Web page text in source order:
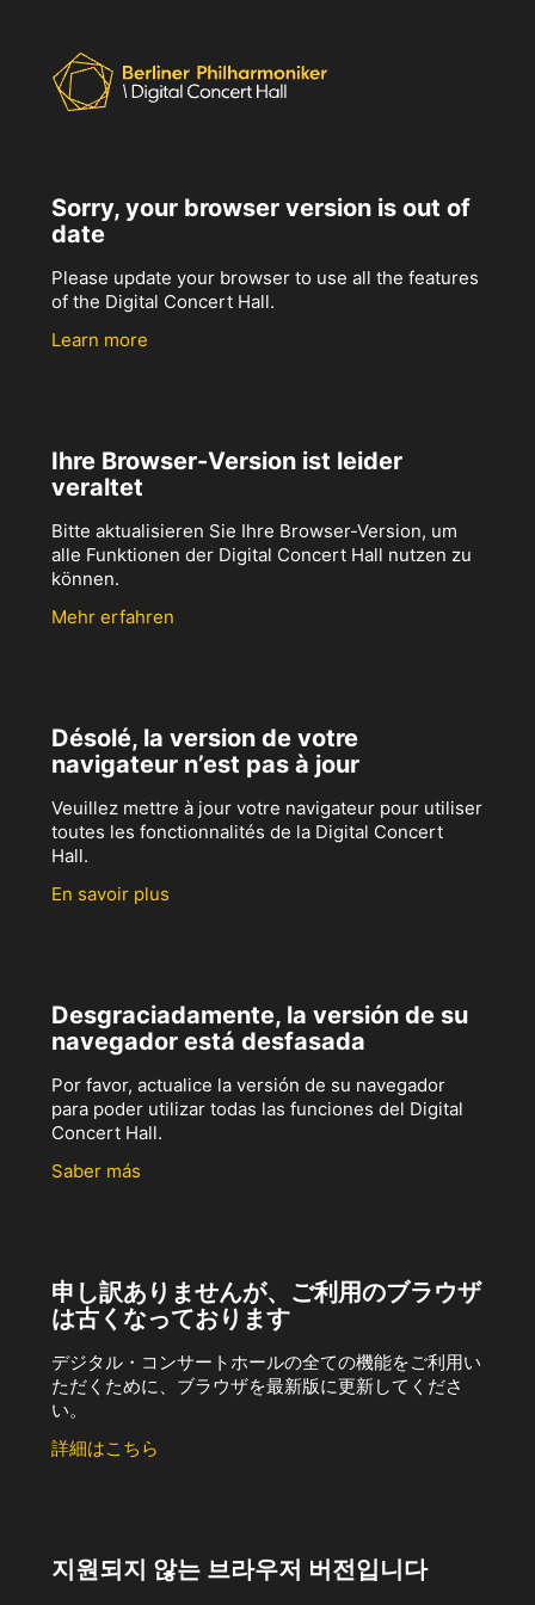
Sorry, your browser version is out of
date
Please update your browser to use all the features
of the Digital Concert Hall.
Learn more
Ihre Browser-Version ist leider
veraltet
Bitte aktualisieren Sie Ihre Browser-Version, um
alle Funktionen der Digital Concert Hall nutzen zu
können.
Mehr erfahren
Désolé, la version de votre
navigateur n’est pas à jour
Veuillez mettre à jour votre navigateur pour utiliser
toutes les fonctionnalités de la Digital Concert
Hall.
En savoir plus
Desgraciadamente, la versión de su
navegador está desfasada
Por favor, actualice la versión de su navegador
para poder utilizar todas las funciones del Digital
Concert Hall.
Saber más
申し訳ありませんが、ご利用のブラウザ
は古くなっております
デジタル・コンサートホールの全ての機能をご利用い
ただくために、ブラウザを最新版に更新してくださ
い。
詳細はこちら
지원되지 않는 브라우저 버전입니다